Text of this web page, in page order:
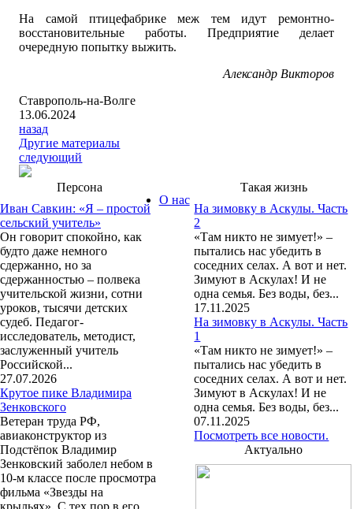
На самой птицефабрике меж тем идут ремонтно-
восстановительные работы. Предприятие делает
очередную попытку выжить.
Александр Викторов
Ставрополь-на-Волге
13.06.2024
назад
Другие материалы
следующий
Персона
Иван Савкин: «Я – простой
сельский учитель»
Он говорит спокойно, как
будто даже немного
сдержанно, но за
сдержанностью – полвека
учительской жизни, сотни
уроков, тысячи детских
судеб. Педагог-
исследователь, методист,
заслуженный учитель
Российской...
27.07.2026
Крутое пике Владимира
Зенковского
Ветеран труда РФ,
авиаконструктор из
Подстёпок Владимир
Зенковский заболел небом в
10-м классе после просмотра
фильма «Звезды на
Такая жизнь
На зимовку в Аскулы. Часть
2
«Там никто не зимует!» –
пытались нас убедить в
соседних селах. А вот и нет.
Зимуют в Аскулах! И не
одна семья. Без воды, без...
17.11.2025
На зимовку в Аскулы. Часть
1
«Там никто не зимует!» –
пытались нас убедить в
соседних селах. А вот и нет.
Зимуют в Аскулах! И не
одна семья. Без воды, без...
07.11.2025
Посмотреть все новости.
Актуально
О нас